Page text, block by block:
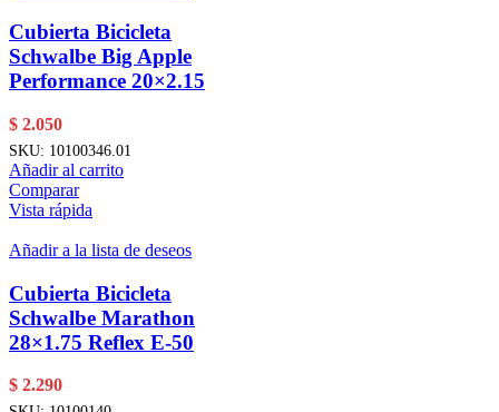
Cubierta Bicicleta
Schwalbe Big Apple
Performance 20×2.15
$ 2.050
SKU: 10100346.01
Añadir al carrito
Comparar
Vista rápida
Añadir a la lista de deseos
Cubierta Bicicleta
Schwalbe Marathon
28×1.75 Reflex E-50
$ 2.290